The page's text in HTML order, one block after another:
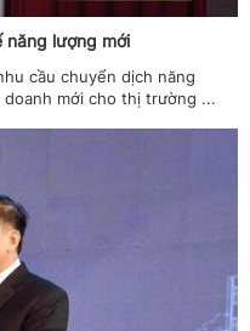
năng lượng mới
cầu chuyển dịch năng
mới cho thị trường ...